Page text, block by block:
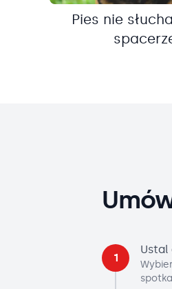
Pies nie
1
Ustal